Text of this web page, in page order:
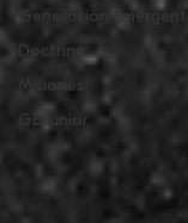
Generación Emergente
Doctrina
Misiones
GE Junior